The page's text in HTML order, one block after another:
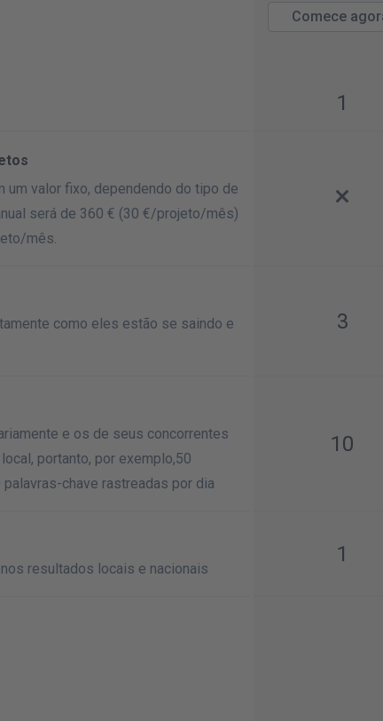
Comece
1
um valor fixo, dependendo do tipo de
será de 360 € (30 €/projeto/mês)
mês.
como eles estão se saindo e
3
e os de seus concorrentes
portanto, por exemplo,50
chave rastreadas por dia
10
resultados locais e nacionais
1